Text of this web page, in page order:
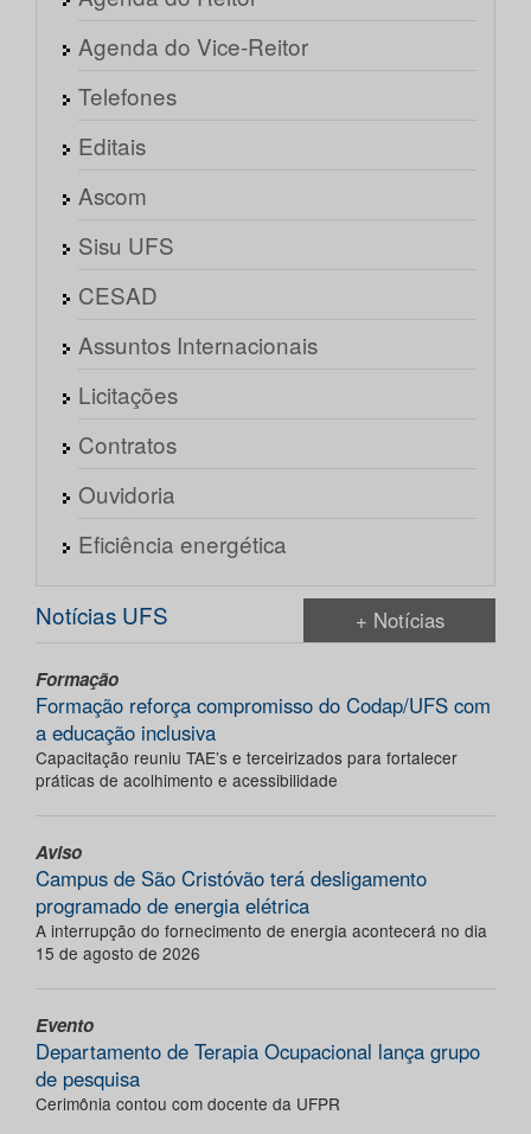
Agenda do Vice-Reitor
Telefones
Editais
Ascom
Sisu UFS
CESAD
Assuntos Internacionais
Licitações
Contratos
Ouvidoria
Eficiência energética
Notícias UFS + Notícias
Formação
Formação reforça compromisso do Codap/UFS com
a educação inclusiva
Capacitação reuniu TAE’s e terceirizados para fortalecer
práticas de acolhimento e acessibilidade
Aviso
Campus de São Cristóvão terá desligamento
programado de energia elétrica
A interrupção do fornecimento de energia acontecerá no dia
15 de agosto de 2026
Evento
Departamento de Terapia Ocupacional lança grupo
de pesquisa
Cerimônia contou com docente da UFPR